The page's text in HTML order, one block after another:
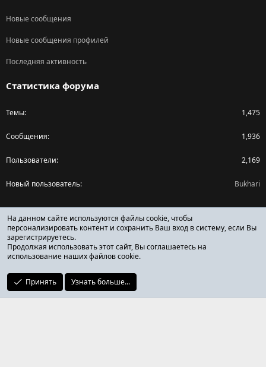
Новые сообщения
Новые сообщения профилей
Последняя активность
Статистика форума
Темы 1,475
Сообщения 1,936
Пользователи 2,169
Новый пользователь Bukhari
Поделиться страницей
Facebook
X (Twitter)
Reddit
ОТЗЫВЫ ОНЛАЙН ФОРУМ
На данном сайте используются файлы cookie, чтобы
персонализировать контент и сохранить Ваш вход в систему, если Вы
зарегистрируетесь.
Продолжая использовать этот сайт, Вы соглашаетесь на
использование наших файлов cookie.
Принять Узнать больше...